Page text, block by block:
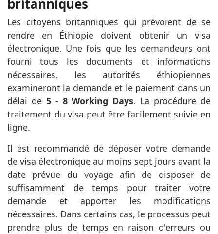
britanniques
Les citoyens britanniques qui prévoient de se
rendre en Éthiopie doivent obtenir un visa
électronique. Une fois que les demandeurs ont
fourni tous les documents et informations
nécessaires, les autorités éthiopiennes
examineront la demande et le paiement dans un
délai de 5 - 8 Working Days. La procédure de
traitement du visa peut être facilement suivie en
ligne.
Il est recommandé de déposer votre demande
de visa électronique au moins sept jours avant la
date prévue du voyage afin de disposer de
suffisamment de temps pour traiter votre
demande et apporter les modifications
nécessaires. Dans certains cas, le processus peut
prendre plus de temps en raison d'erreurs ou